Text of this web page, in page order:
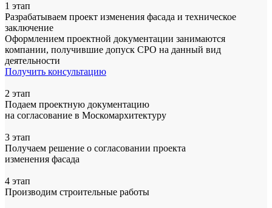
1 этап
Разрабатываем проект изменения фасада и техническое
заключение
Оформлением проектной документации занимаются
компании, получившие допуск СРО на данный вид
деятельности
Получить консультацию
2 этап
Подаем проектную документацию
на согласование в Москомархитектуру
3 этап
Получаем решение о согласовании проекта
изменения фасада
4 этап
Производим строительные работы